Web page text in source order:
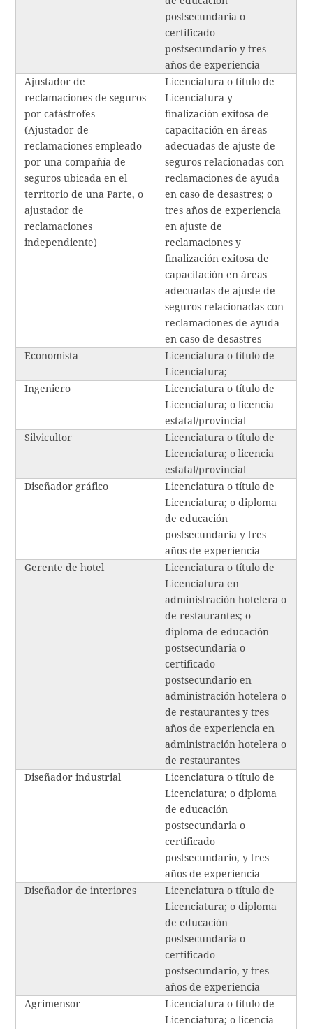
postsecundaria o
certificado
postsecundario y tres
años de experiencia
Ajustador de
reclamaciones de seguros
por catástrofes
(Ajustador de
reclamaciones empleado
por una compañía de
seguros ubicada en el
territorio de una Parte, o
ajustador de
reclamaciones
independiente)
Licenciatura o título de
Licenciatura y
finalización exitosa de
capacitación en áreas
adecuadas de ajuste de
seguros relacionadas con
reclamaciones de ayuda
en caso de desastres; o
tres años de experiencia
en ajuste de
reclamaciones y
finalización exitosa de
capacitación en áreas
adecuadas de ajuste de
seguros relacionadas con
reclamaciones de ayuda
en caso de desastres
Economista
Licenciatura o título de
Licenciatura;
Ingeniero
Licenciatura o título de
Licenciatura; o licencia
estatal/provincial
Silvicultor
Licenciatura o título de
Licenciatura; o licencia
estatal/provincial
Diseñador gráfico
Licenciatura o título de
Licenciatura; o diploma
de educación
postsecundaria y tres
años de experiencia
Gerente de hotel
Licenciatura o título de
Licenciatura en
administración hotelera o
de restaurantes; o
diploma de educación
postsecundaria o
certificado
postsecundario en
administración hotelera o
de restaurantes y tres
años de experiencia en
administración hotelera o
de restaurantes
Diseñador industrial
Licenciatura o título de
Licenciatura; o diploma
de educación
postsecundaria o
certificado
postsecundario, y tres
años de experiencia
Diseñador de interiores
Licenciatura o título de
Licenciatura; o diploma
de educación
postsecundaria o
certificado
postsecundario, y tres
años de experiencia
Agrimensor
Licenciatura o título de
Licenciatura; o licencia